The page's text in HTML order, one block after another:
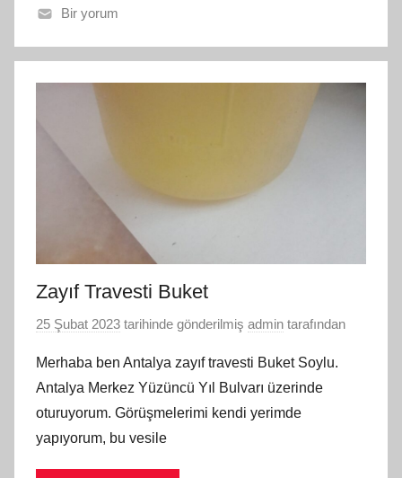
Bir yorum
Zayıf Travesti Buket
25 Şubat 2023 tarihinde gönderilmiş admin tarafından
Merhaba ben Antalya zayıf travesti Buket Soylu.
Antalya Merkez Yüzüncü Yıl Bulvarı üzerinde
oturuyorum. Görüşmelerimi kendi yerimde
yapıyorum, bu vesile